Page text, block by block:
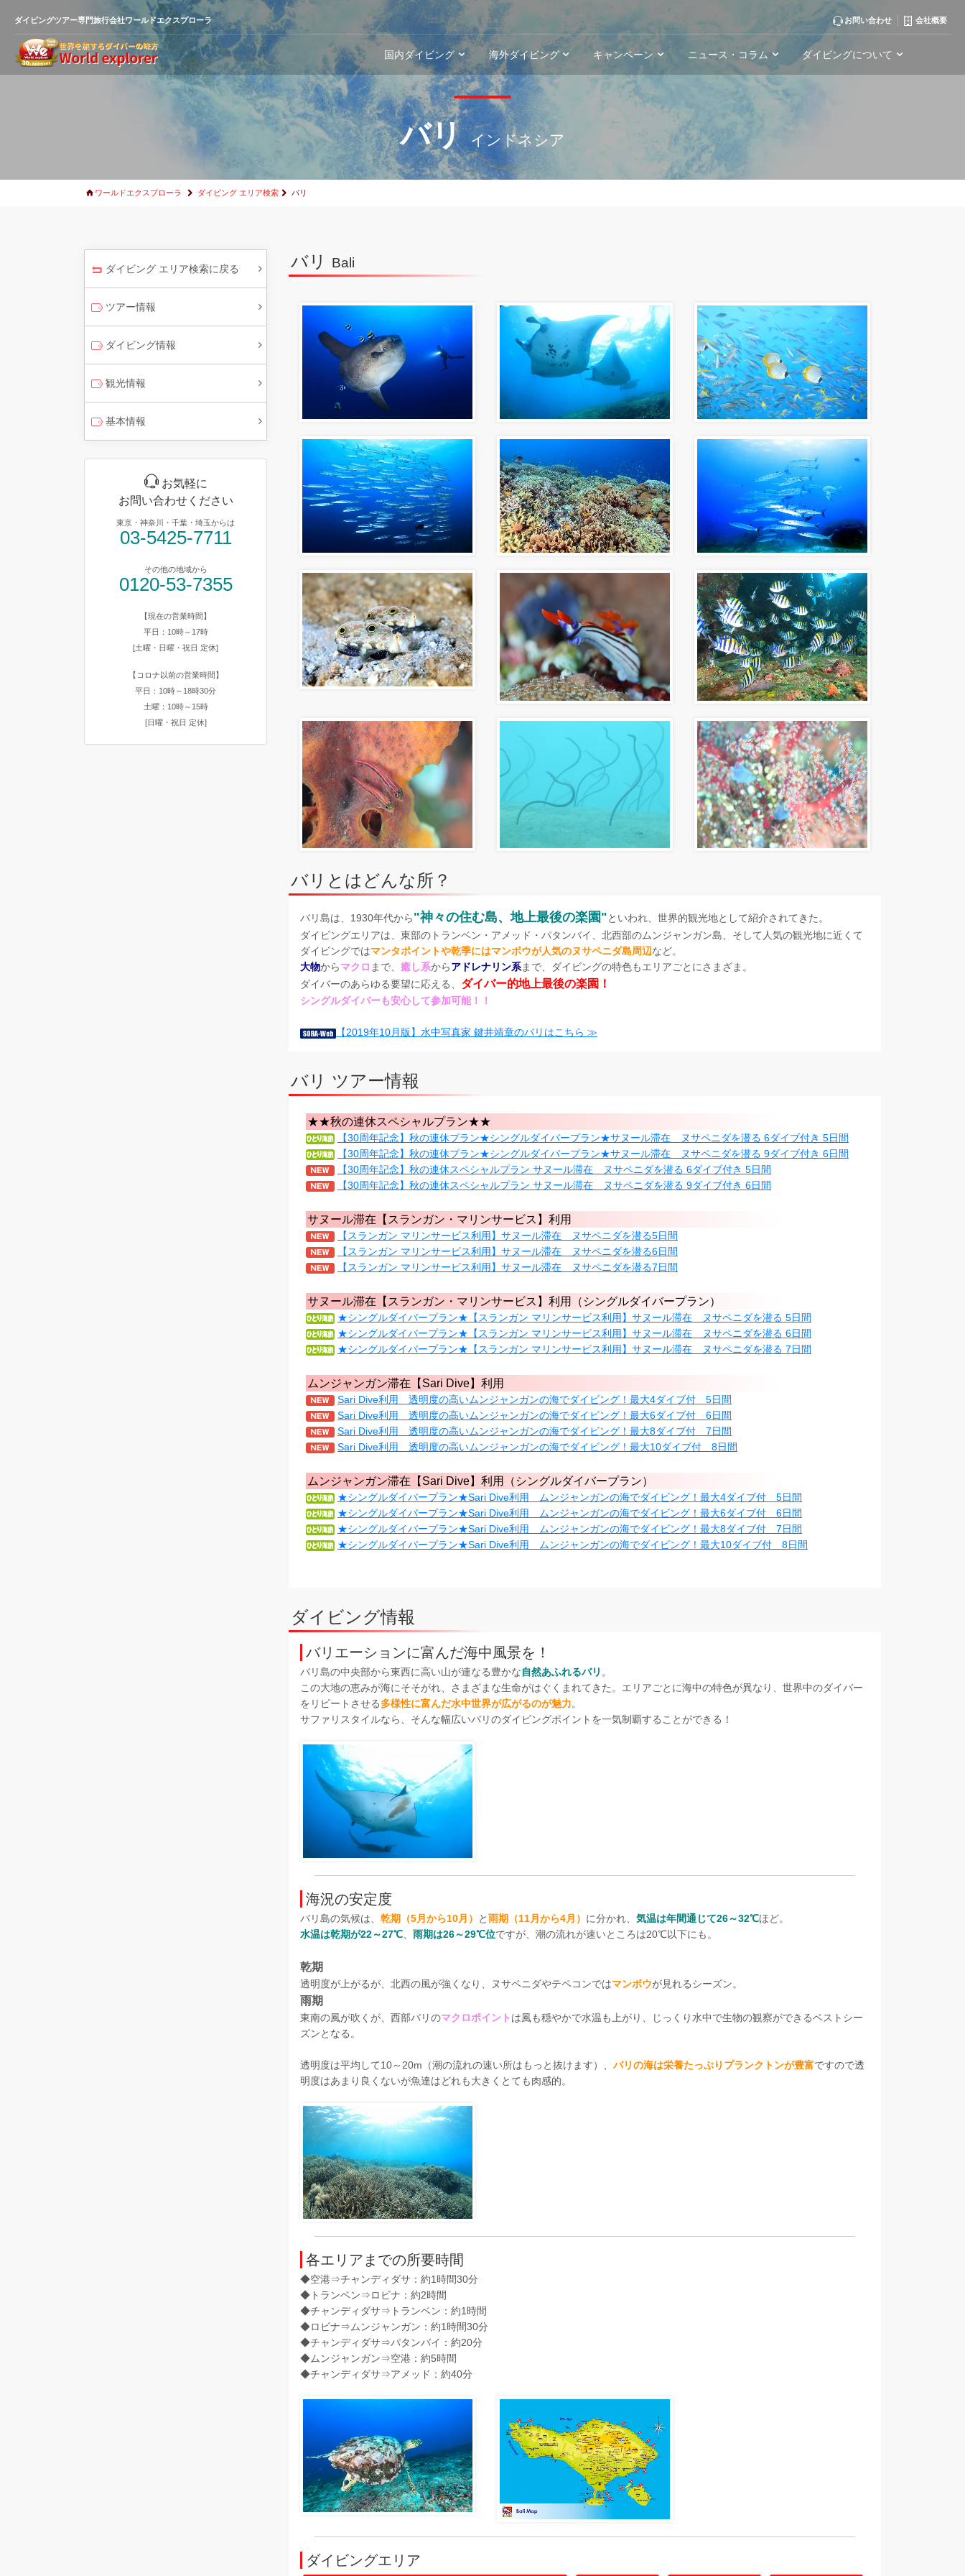
バリインドネシア
ワールドエクスプローラ ダイビング エリア検索 バリ
ダイビング エリア検索に戻る
ツアー情報
ダイビング情報
観光情報
基本情報
お気軽に
お問い合わせください
東京・神奈川・千葉・埼玉からは
03-5425-7711
その他の地域から
0120-53-7355
【現在の営業時間】
平日：10時～17時
[土曜・日曜・祝日 定休]
【コロナ以前の営業時間】
平日：10時～18時30分
土曜：10時～15時
[日曜・祝日 定休]
バリ Bali
バリとはどんな所？
バリ島は、1930年代から"神々の住む島、地上最後の楽園"といわれ、世界的観光地として紹介されてきた。
ダイビングエリアは、東部のトランベン・アメッド・パタンバイ、北西部のムンジャンガン島、そして人気の観光地に近くて
ダイビングではマンタポイントや乾季にはマンボウが人気のヌサペニダ島周辺など。
大物からマクロ まで、 癒し系からアドレナリン系まで、ダイビングの特色もエリアごとにさまざま。
ダイバーのあらゆる要望に応える、 ダイバー的地上最後の楽園！
シングルダイバーも安心して参加可能！！
【2019年10月版】水中写真家 鍵井靖章のバリはこちら ≫
バリ ツアー情報
★★秋の連休スペシャルプラン★★
【30周年記念】秋の連休プラン★シングルダイバープラン★サヌール滞在 ヌサペニダを潜る 6ダイブ付き 5日間
【30周年記念】秋の連休プラン★シングルダイバープラン★サヌール滞在 ヌサペニダを潜る 9ダイブ付き 6日間
【30周年記念】秋の連休スペシャルプラン サヌール滞在 ヌサペニダを潜る 6ダイブ付き 5日間
【30周年記念】秋の連休スペシャルプラン サヌール滞在 ヌサペニダを潜る 9ダイブ付き 6日間
サヌール滞在【スランガン・マリンサービス】利用
【スランガン マリンサービス利用】サヌール滞在 ヌサペニダを潜る5日間
【スランガン マリンサービス利用】サヌール滞在 ヌサペニダを潜る6日間
【スランガン マリンサービス利用】サヌール滞在 ヌサペニダを潜る7日間
サヌール滞在【スランガン・マリンサービス】利用（シングルダイバープラン）
★シングルダイバープラン★【スランガン マリンサービス利用】サヌール滞在 ヌサペニダを潜る 5日間
★シングルダイバープラン★【スランガン マリンサービス利用】サヌール滞在 ヌサペニダを潜る 6日間
★シングルダイバープラン★【スランガン マリンサービス利用】サヌール滞在 ヌサペニダを潜る 7日間
ムンジャンガン滞在【Sari Dive】利用
Sari Dive利用 透明度の高いムンジャンガンの海でダイビング！最大4ダイブ付 5日間
Sari Dive利用 透明度の高いムンジャンガンの海でダイビング！最大6ダイブ付 6日間
Sari Dive利用 透明度の高いムンジャンガンの海でダイビング！最大8ダイブ付 7日間
Sari Dive利用 透明度の高いムンジャンガンの海でダイビング！最大10ダイブ付 8日間
ムンジャンガン滞在【Sari Dive】利用（シングルダイバープラン）
★シングルダイバープラン★Sari Dive利用 ムンジャンガンの海でダイビング！最大4ダイブ付 5日間
★シングルダイバープラン★Sari Dive利用 ムンジャンガンの海でダイビング！最大6ダイブ付 6日間
★シングルダイバープラン★Sari Dive利用 ムンジャンガンの海でダイビング！最大8ダイブ付 7日間
★シングルダイバープラン★Sari Dive利用 ムンジャンガンの海でダイビング！最大10ダイブ付 8日間
ダイビング情報
バリエーションに富んだ海中風景を！
バリ島の中央部から東西に高い山が連なる豊かな自然あふれるバリ 。
この大地の恵みが海にそそがれ、さまざまな生命がはぐくまれてきた。エリアごとに海中の特色が異なり、世界中のダイバー
をリピートさせる多様性に富んだ水中世界が広がるのが魅力。
サファリスタイルなら、そんな幅広いバリのダイビングポイントを一気制覇することができる！
海況の安定度
バリ島の気候は、 乾期（5月から10月） と雨期（11月から4月） に分かれ、 気温は年間通じて26～32℃ほど。
水温は乾期が22～27℃
雨期は26～29℃位ですが、潮の流れが速いところは20℃以下にも。
乾期
透明度が上がるが、北西の風が強くなり、ヌサペニダやテペコンではマンボウが見れるシーズン。
雨期
東南の風が吹くが、西部バリのマクロポイント は風も穏やかで水温も上がり、じっくり水中で生物の観察ができるベストシー
ズンとなる。
透明度は平均して10～20m（潮の流れの速い所はもっと抜けます）、 バリの海は栄養たっぷりプランクトンが豊富ですので透
明度はあまり良くないが魚達はどれも大きくとても肉感的。
各エリアまでの所要時間
◆空港⇒チャンディダサ：約1時間30分
◆トランベン⇒ロビナ：約2時間
◆チャンディダサ⇒トランベン：約1時間
◆ロビナ⇒ムンジャンガン：約1時間30分
◆チャンディダサ⇒パタンバイ：約20分
◆ムンジャンガン⇒空港：約5時間
◆チャンディダサ⇒アメッド：約40分
ダイビングエリア
ダイビングツアー専門旅行会社ワールドエクスプローラ お問い合わせ 会社概要
国内ダイビング 海外ダイビング キャンペーン ニュース・コラム ダイビングについて